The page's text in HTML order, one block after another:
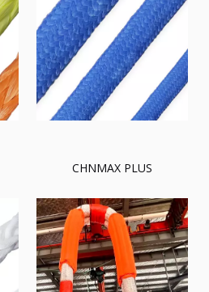
CHNMAX PLUS